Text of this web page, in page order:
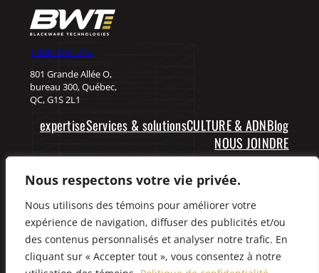
Nous respectons votre vie privée.
Nous utilisons des témoins pour améliorer votre
expérience de navigation, diffuser des publicités et/ou
des contenus personnalisés et analyser notre trafic. En
cliquant sur « Accepter tout », vous consentez à notre
1 888 228-5755
801 Grande Allée O,
bureau 300, Québec,
QC, G1S 2L1
expertiseServices & solutionsCULTURE & ADNBlog
NOUS JOINDRE
Facebook LinkedIn